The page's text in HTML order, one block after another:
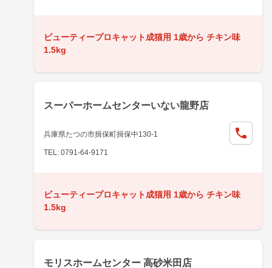
ビューティープロキャット成猫用 1歳から チキン味
1.5kg
スーパーホームセンターいない龍野店
兵庫県たつの市揖保町揖保中130-1
TEL: 0791-64-9171
ビューティープロキャット成猫用 1歳から チキン味
1.5kg
モリスホームセンター 高砂米田店